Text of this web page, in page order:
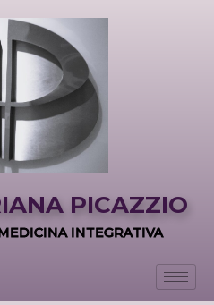
PICAZZIO
INTEGRATIVA